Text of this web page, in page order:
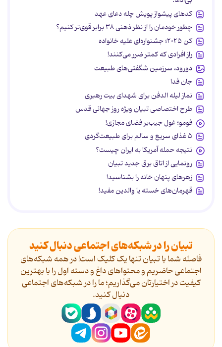
کدهای پیشواز پویش چله دعای عهد
چطور خودمان را از نظر ذهنی ۳۸ برابر قوی‌تر کنیم؟
کن ۲۰۲۵؛ جشنواره‌ای علیه خانواده
راز افرادی که کمتر ضرر می‌کنند!
دورود، سرزمین شگفتی‌های طبیعت
جان فدا
نماز لیله الدفن برای شهدای بیت رهبری
طرح اختصاصی تبیان ویژه روز جهانی قدس
فومو؛ غول جیب‌بر فضای مجازی!
۵ غذای سریع و سالم برای طبیعت‌گردی
نتیجه حمله آمریکا به ایران چیست؟
رونمایی از اتاق برق جدید تبیان
زهرهای پنهان خانه را بشناسید!
قهرمان‌های خسته یا والدین مفید!
تبیان را در شبکه‌های اجتماعی دنبال کنید
فاصله شما با تبیان تنها یک کلیک است! در همه شبکه‌های
اجتماعی حاضریم و محتواهای داغ و دسته اول را با بهترین
کیفیت در اختیارتان می‌گذاریم؛ ما را در شبکه‌های اجتماعی
دنیال کنید.